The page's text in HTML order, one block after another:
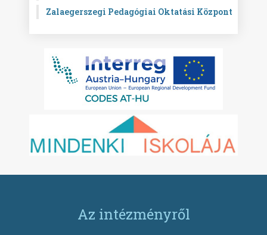
Zalaegerszegi Pedagógiai Oktatási Központ
Az intézményről